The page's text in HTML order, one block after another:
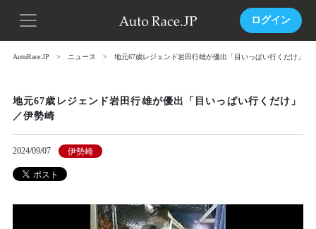
ログイン
AutoRace.JP ニュース 地元67歳レジェンド岩田行雄が優出「目いっぱい行くだけ」／
地元67歳レジェンド岩田行雄が優出「目いっぱい行くだけ」
／伊勢崎
2024/09/07 伊勢崎